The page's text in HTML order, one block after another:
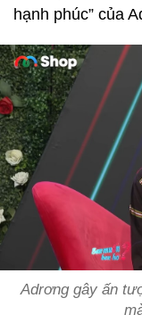
hạnh phúc” của
Adrơng gây ấn